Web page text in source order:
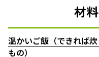
材
温かいご飯（できれば
もの）